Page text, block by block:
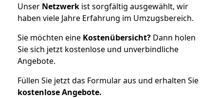
Unser Netzwerk ist sorgfältig ausgewählt, wir
haben viele Jahre Erfahrung im Umzugsbereich.
Sie möchten eine Kostenübersicht? Dann holen
Sie sich jetzt kostenlose und unverbindliche
Angebote.
Füllen Sie jetzt das Formular aus und erhalten Sie
kostenloseAngebote.